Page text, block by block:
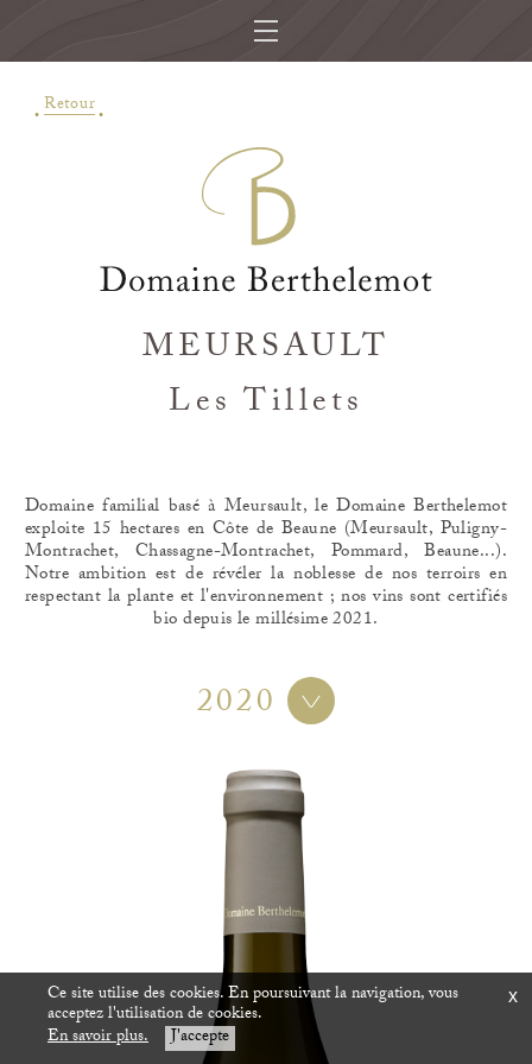
Retour
MEURSAULT
Les Tillets
Domaine familial basé à Meursault, le Domaine Berthelemot
exploite 15 hectares en Côte de Beaune (Meursault, Puligny-
Montrachet, Chassagne-Montrachet, Pommard, Beaune...).
Notre ambition est de révéler la noblesse de nos terroirs en
respectant la plante et l'environnement ; nos vins sont certifiés
bio depuis le millésime 2021.
2020
Ce site utilise des cookies. En poursuivant la navigation, vous
acceptez l'utilisation de cookies.
En savoir plus. J'accepte
x